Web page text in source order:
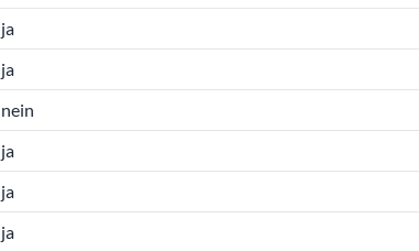
ja
ja
nein
ja
ja
ja